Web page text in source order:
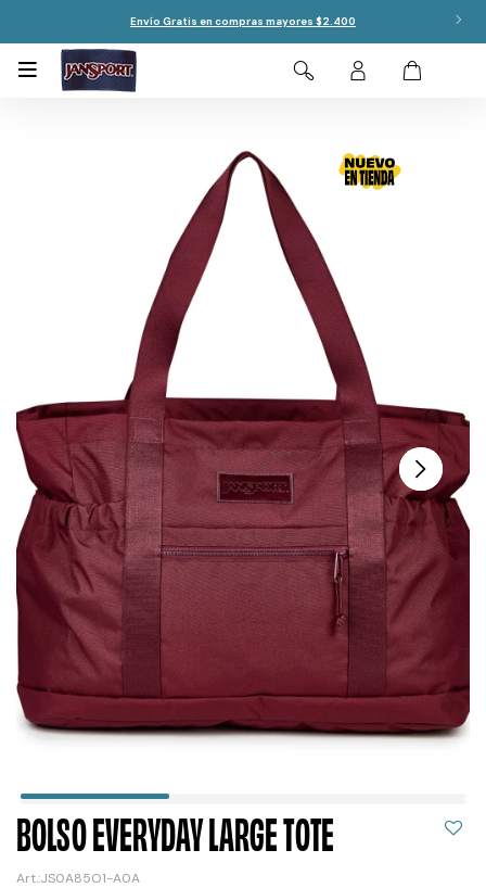
Envío Gratis en compras mayores $2.400

BOLSO EVERYDAY LARGE TOTE
JS0A85O1-A0A